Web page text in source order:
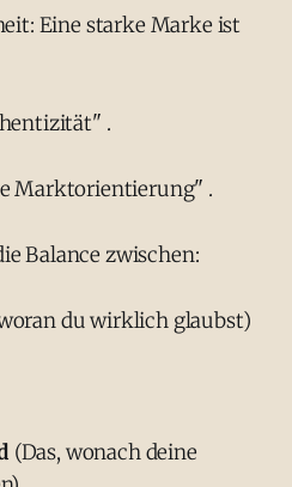
Eine starke Marke ist
.
Marktorientierung" .
Balance zwischen:
du wirklich glaubst)
(Das, wonach deine